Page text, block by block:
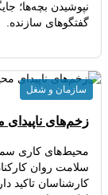
نپوشیدن بچه‌ها؛
گفتگوهای سازنده.
زخم‌های
محیط‌های کاری
سلامت روان
کارشناسان تاکید
سازمان و شغل